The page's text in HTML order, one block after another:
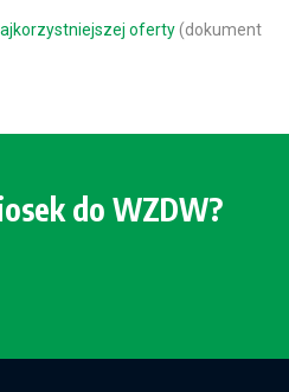
oferty(dokument
do WZDW?